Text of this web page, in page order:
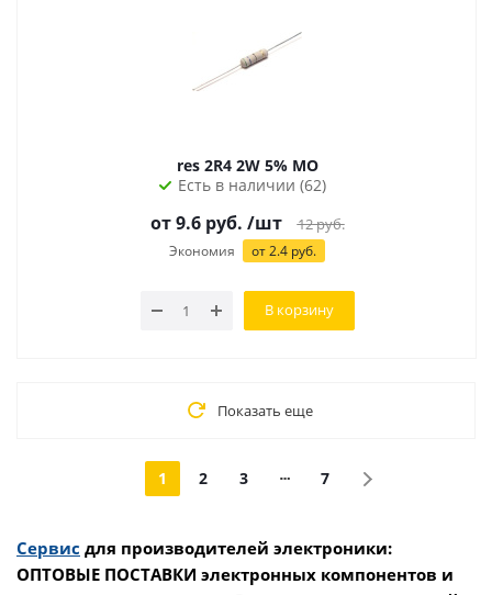
res 2R4 2W 5% MO
Есть в наличии (62)
от 9.6 руб. /шт 12руб.
Экономия от 2.4 руб.
В корзину
Показать еще
1 2 3 7
Сервис для производителей электроники:
ОПТОВЫЕ ПОСТАВКИ электронных компонентов и